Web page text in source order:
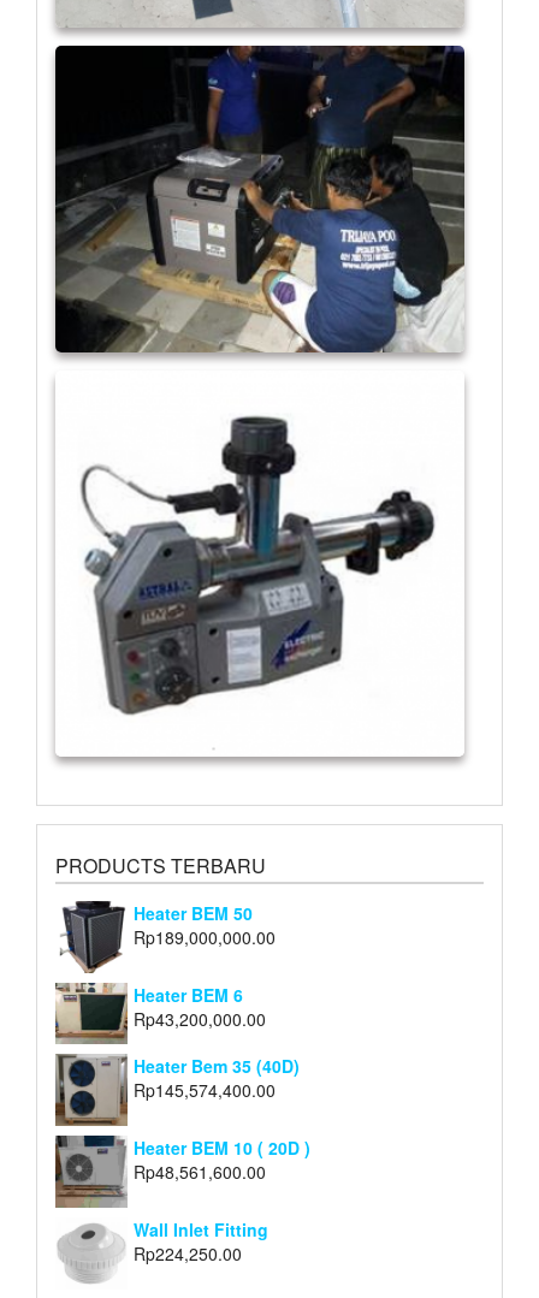
PRODUCTS TERBARU
Heater BEM 50
Rp189,000,000.00
Heater BEM 6
Rp43,200,000.00
Heater Bem 35 (40D)
Rp145,574,400.00
Heater BEM 10 ( 20D )
Rp48,561,600.00
Wall Inlet Fitting
Rp224,250.00